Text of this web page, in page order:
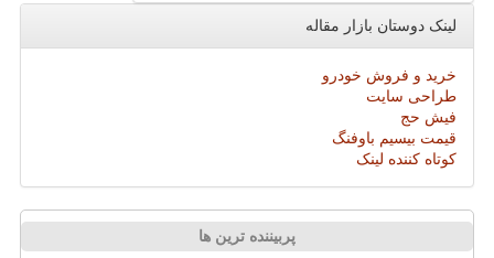
لینک دوستان بازار مقاله
خرید و فروش خودرو
طراحی سایت
فیش حج
قیمت بیسیم باوفنگ
کوتاه کننده لینک
پربیننده ترین ها